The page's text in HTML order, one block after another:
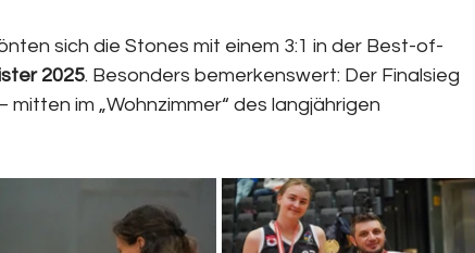
sich die Stones mit einem 3:1 in der Best-of-
2025. Besonders bemerkenswert: Der Finalsieg
im „Wohnzimmer“ des langjährigen